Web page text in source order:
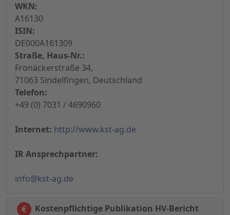
WKN:
A16130
ISIN:
DE000A161309
Straße, Haus-Nr.:
Fronäckerstraße 34,
71063 Sindelfingen, Deutschland
Telefon:
+49 (0) 7031 / 4690960
Internet: http://www.kst-ag.de
IR Ansprechpartner:
info@kst-ag.de
Kostenpflichtige Publikation HV-Bericht